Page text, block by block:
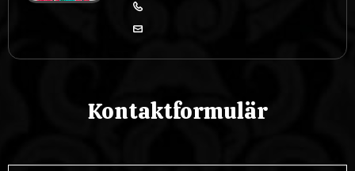
Kontaktformulär